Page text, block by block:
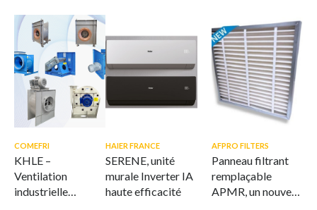
COMEFRI
KHLE –
Ventilation
industrielle
HAIER FRANCE
SERENE, unité
murale Inverter IA
haute efficacité
AFPRO FILTERS
Panneau filtrant
remplaçable
APMR, un nouveau